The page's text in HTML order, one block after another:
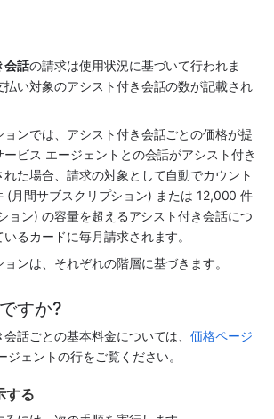
会話の請求は使用状況に基づいて行われま
い対象のアシスト付き会話の数が記載され
ョンでは、アシスト付き会話ごとの価格が提
ービス エージェント との会話がアシスト付き
た場合、請求の対象として自動でカウント
(月間サブスクリプション) または 12,000 件
ョン) の容量を超えるアシスト付き会話につ
るカードに毎月請求されます。
ンは、それぞれの階層に基づきます。
すか?
話ごとの基本料金については、価格ページ
ジェントの行をご覧ください。
する